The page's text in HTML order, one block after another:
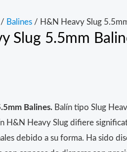
/ Balines / H&N Heavy Slug
Slug 5.5mm
Balines. Balín tipo Slug
H&N Heavy Slug difiere
debido a su forma. Ha sido